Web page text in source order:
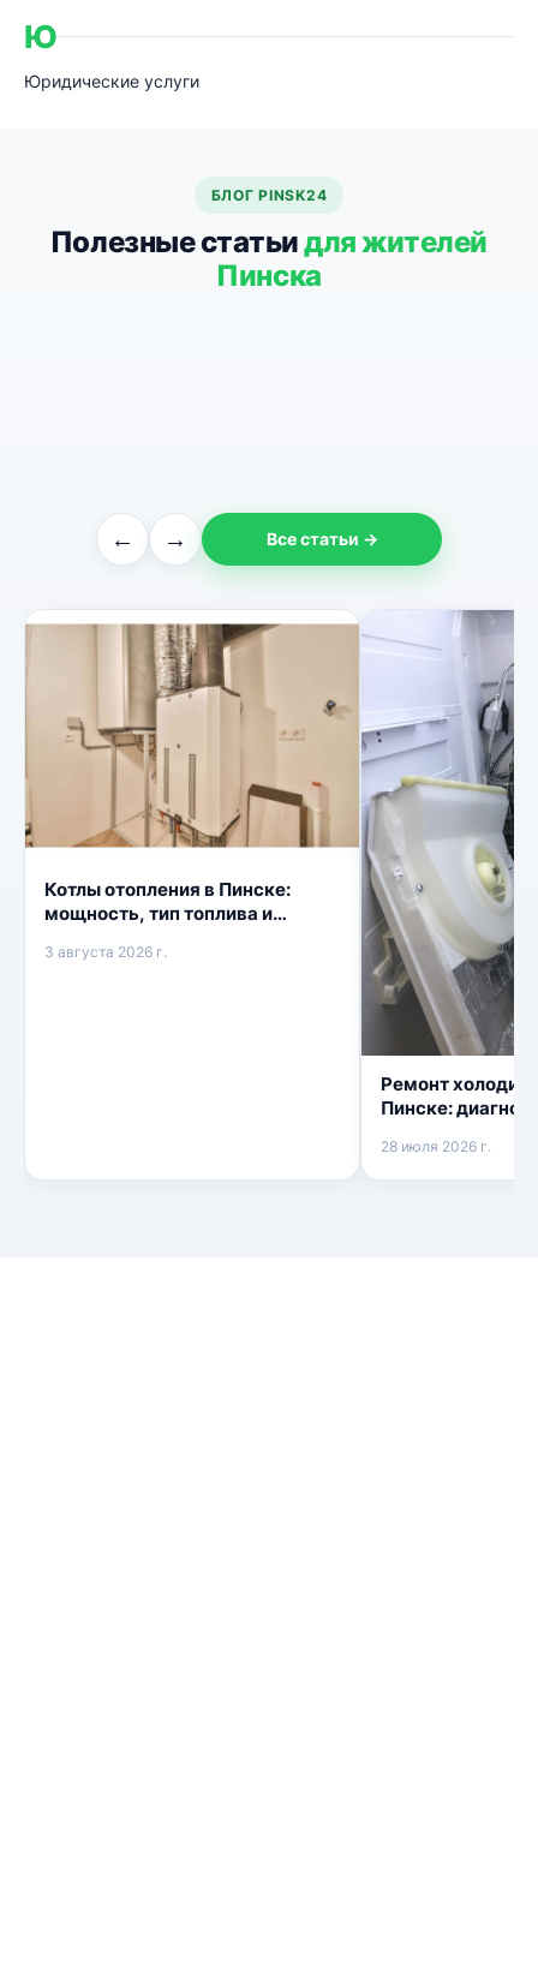
Ю
Юридические услуги
БЛОГ PINSK24
Полезные статьидля жителей
Пинска
← → Все статьи →
Котлы отопления в Пинске:
мощность, тип топлива и
3 августа 2026 г.
Ремонт
Пинске:
28 июля 2026 г.